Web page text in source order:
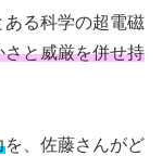
ある科学の超電磁
さと威厳を併せ持
を、佐藤さんがど